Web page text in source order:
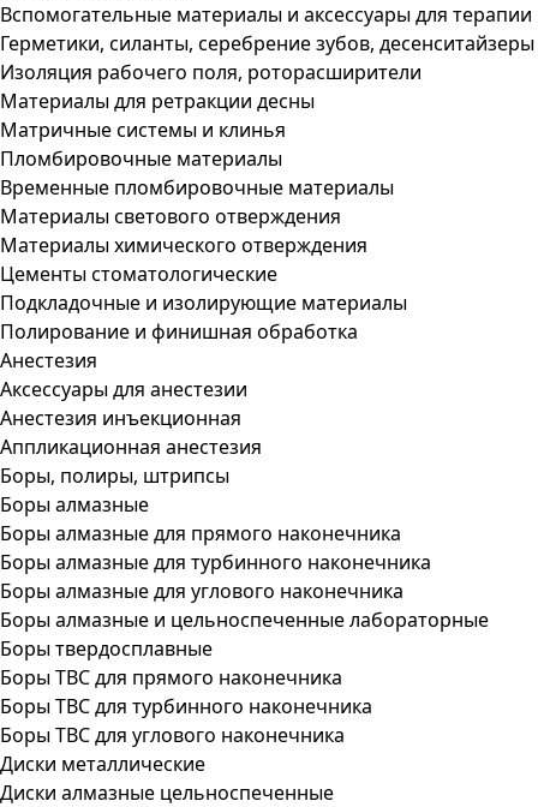
Вспомогательные материалы и аксессуары для терапии
Герметики, силанты, серебрение зубов, десенситайзеры
Изоляция рабочего поля, роторасширители
Материалы для ретракции десны
Матричные системы и клинья
Пломбировочные материалы
Временные пломбировочные материалы
Материалы светового отверждения
Материалы химического отверждения
Цементы стоматологические
Подкладочные и изолирующие материалы
Полирование и финишная обработка
Анестезия
Аксессуары для анестезии
Анестезия инъекционная
Аппликационная анестезия
Боры, полиры, штрипсы
Боры алмазные
Боры алмазные для прямого наконечника
Боры алмазные для турбинного наконечника
Боры алмазные для углового наконечника
Боры алмазные и цельноспеченные лабораторные
Боры твердосплавные
Боры ТВС для прямого наконечника
Боры ТВС для турбинного наконечника
Боры ТВС для углового наконечника
Диски металлические
Диски алмазные цельноспеченные